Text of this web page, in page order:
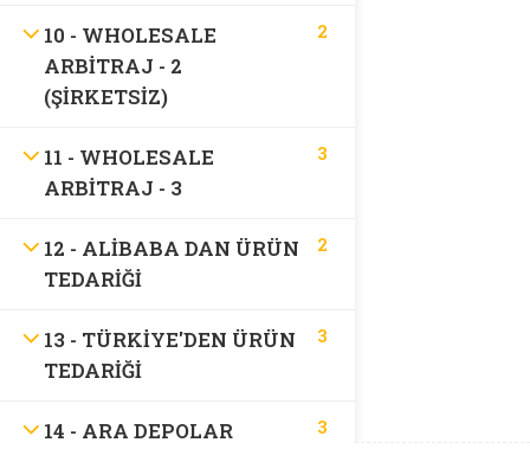
10 - WHOLESALE
ARBITRAJ - 2
(ŞIRKETSIZ)
2
11 - WHOLESALE
ARBITRAJ - 3
3
12 - ALIBABA DAN ÜRÜN
TEDARIĞI
2
13 - TÜRKIYE'DEN ÜRÜN
TEDARIĞI
3
14 - ARA DEPOLAR 3
SSS
Recommend
Recommend
İletişim